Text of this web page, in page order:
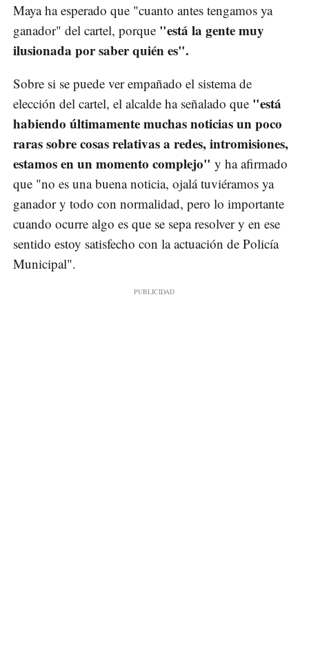
Maya ha esperado que "cuanto antes tengamos ya
ganador" del cartel, porque "está la gente muy
ilusionada por saber quién es".
Sobre si se puede ver empañado el sistema de
elección del cartel, el alcalde ha señalado que "está
habiendo últimamente muchas noticias un poco
raras sobre cosas relativas a redes, intromisiones,
estamos en un momento complejo" y ha afirmado
que "no es una buena noticia, ojalá tuviéramos ya
ganador y todo con normalidad, pero lo importante
cuando ocurre algo es que se sepa resolver y en ese
sentido estoy satisfecho con la actuación de Policía
Municipal".